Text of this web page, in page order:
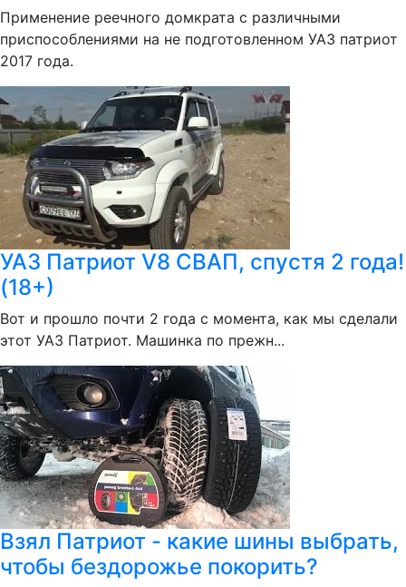
Применение реечного домкрата с различными
приспособлениями на не подготовленном УАЗ патриот
2017 года.
УАЗ Патриот V8 СВАП, спустя 2 года!
(18+)
Вот и прошло почти 2 года с момента, как мы сделали
этот УАЗ Патриот. Машинка по прежн...
Взял Патриот - какие шины выбрать,
чтобы бездорожье покорить?